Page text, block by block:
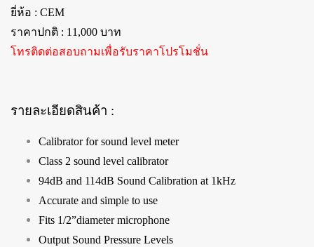
ยี่ห้อ : CEM
ราคาปกติ : 11,000 บาท
โทรติดต่อสอบถามเพื่อรับราคาโปรโมชั่น
รายละเอียดสินค้า :
Calibrator for sound level meter
Class 2 sound level calibrator
94dB and 114dB Sound Calibration at 1kHz
Accurate and simple to use
Fits 1/2”diameter microphone
Output Sound Pressure Levels